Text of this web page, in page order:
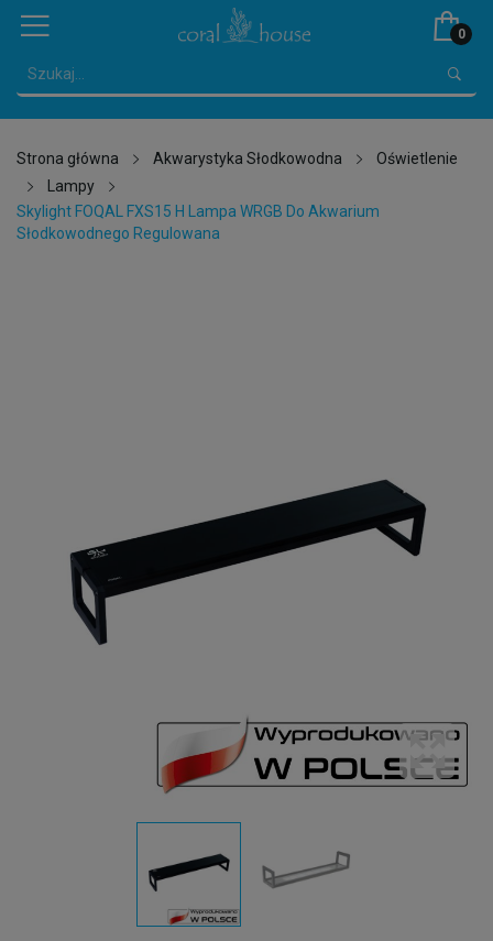
0
Strona główna Akwarystyka Słodkowodna
Oświetlenie
Lampy
Skylight FOQAL FXS15 H Lampa WRGB Do Akwarium
Słodkowodnego Regulowana